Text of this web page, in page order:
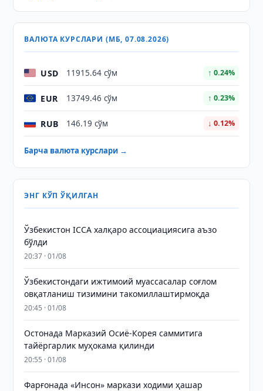
ВАЛЮТА КУРСЛАРИ (МБ, 07.08.2026)
USD 11915.64 сўм ↑ 0.24%
EUR 13749.46 сўм ↑ 0.23%
RUB 146.19 сўм ↓ 0.12%
Барча валюта курслари →
ЭНГ КЎП ЎҚИЛГАН
Ўзбекистон ICCA халқаро ассоциациясига аъзо
бўлди
20:37 · 01/08
Ўзбекистондаги ижтимоий муассасалар соғлом
овқатланиш тизимини такомиллаштирмоқда
20:45 · 01/08
Остонада Марказий Осиё-Корея саммитига
тайёргарлик муҳокама қилинди
20:55 · 01/08
Фарғонада «Инсон» маркази ходими ҳашар